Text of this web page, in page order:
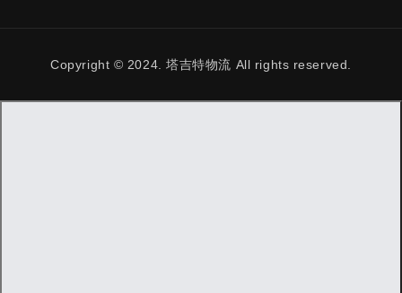
Copyright © 2024. 塔吉特物流 All rights reserved.